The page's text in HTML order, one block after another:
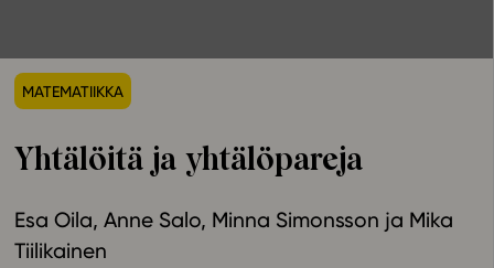
Yläkoulu
Lukio
Ominaisuudet
Webinaari­tallenteet
Yhteisö
MATEMATIIKKA
Yhtälöitä ja yhtälöpareja
Esa Oila Anne Salo Minna Simonsson
Mika
Tiilikainen